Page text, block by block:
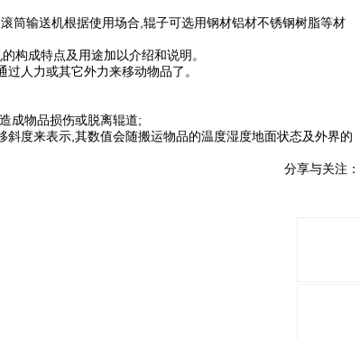
筒输送机根据使用场合,辊子可选用钢材铝材不锈钢树脂等材
构成特点及用途加以介绍和说明。
人力或其它外力来移动物品了。
成物品损伤或脱离辊道;
度来表示,其数值会随搬运物品的温度湿度地面状态及外界的
分享与关注：